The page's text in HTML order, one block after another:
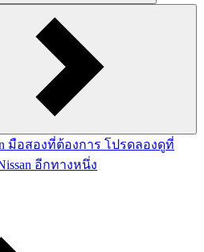
มือสองที่ต้องการ โปรดลองดูที่
อีกทางหนึ่ง